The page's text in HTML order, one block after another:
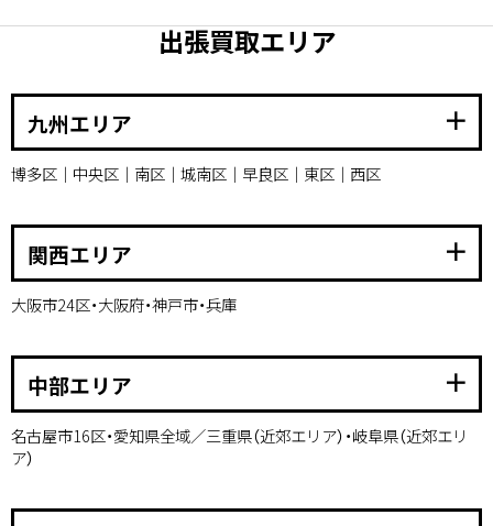
出張買取エリア
九州エリア add
博多区｜中央区｜南区｜城南区｜早良区｜東区｜西区
関西エリア add
大阪市24区・大阪府・神戸市・兵庫
中部エリア add
名古屋市16区・愛知県全域／三重県（近郊エリア）・岐阜県（近郊エリ
ア）